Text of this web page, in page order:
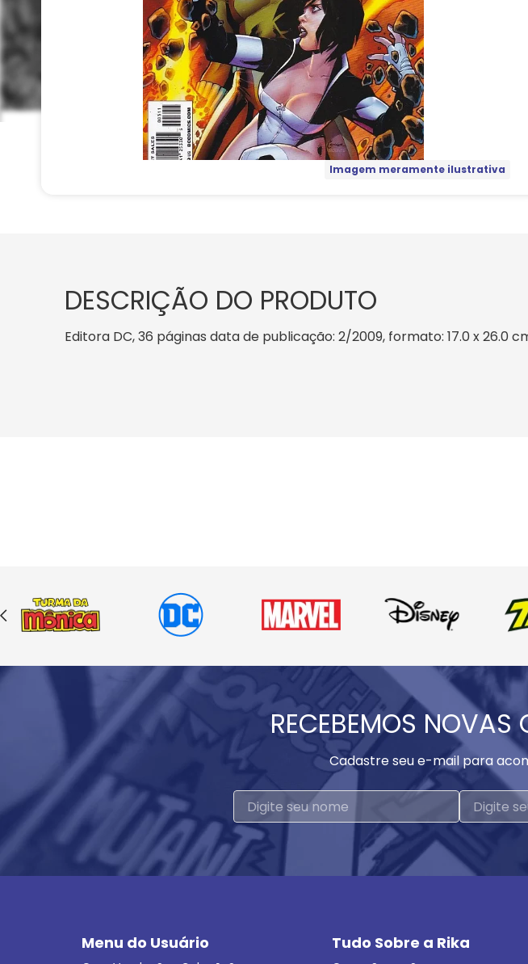
Imagem meramente ilustrativa
DESCRIÇÃO DO PRODUTO
Editora DC, 36 páginas data de publicação: 2/2009, formato: 17.0 x 26.0
RECEBEMOS NOVAS
Cadastre seu e-mail para
Menu do Usuário Tudo Sobre a Rika